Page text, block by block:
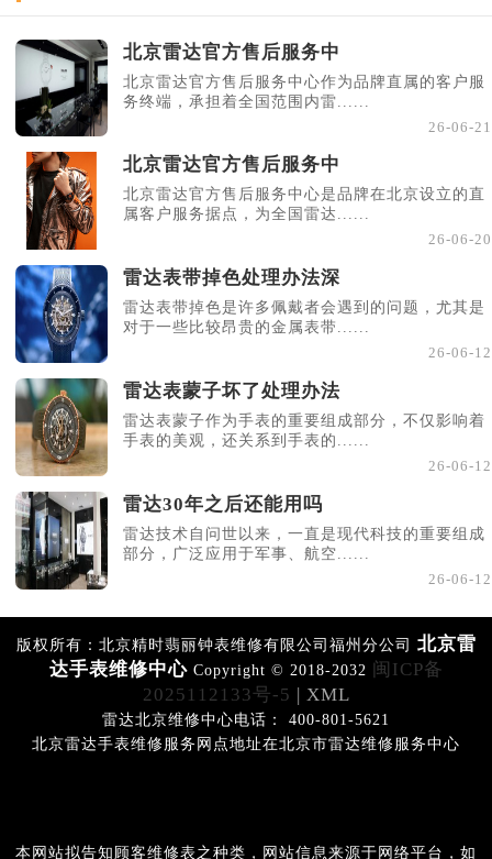
北京雷达官方售后服务中
北京雷达官方售后服务中心作为品牌直属的客户服
务终端，承担着全国范围内雷......
26-06-21
北京雷达官方售后服务中
北京雷达官方售后服务中心是品牌在北京设立的直
属客户服务据点，为全国雷达......
26-06-20
雷达表带掉色处理办法深
雷达表带掉色是许多佩戴者会遇到的问题，尤其是
对于一些比较昂贵的金属表带......
26-06-12
雷达表蒙子坏了处理办法
雷达表蒙子作为手表的重要组成部分，不仅影响着
手表的美观，还关系到手表的......
26-06-12
雷达30年之后还能用吗
雷达技术自问世以来，一直是现代科技的重要组成
部分，广泛应用于军事、航空......
26-06-12
版权所有：北京精时翡丽钟表维修有限公司福州分公司 北京雷
达手表维修中心 Copyright © 2018-2032
闽ICP备
2025112133号-5
| XML
雷达北京维修中心电话： 400-801-5621
北京雷达手表维修服务网点地址在北京市雷达维修服务中心
本网站拟告知顾客维修表之种类，网站信息来源于网络平台，如